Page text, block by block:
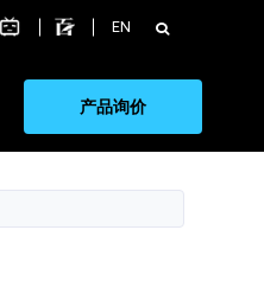
EN 搜
索：
产品询价